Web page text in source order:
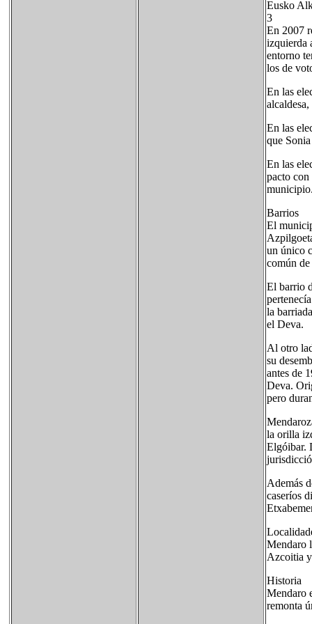
3
En 2007
izquierda
entorno
los de
En las
En las
que
En las
pacto
Barrios
El
un único
común
El barrio
la
el Deva.
Al otro
su
antes de
Deva.
pero
la orilla
Elgóibar.
Además
caseríos
Mendaro
Azcoitia
Historia
Mendaro
remonta